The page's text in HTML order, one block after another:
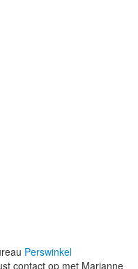
Perswinkel
contact op met Marianne